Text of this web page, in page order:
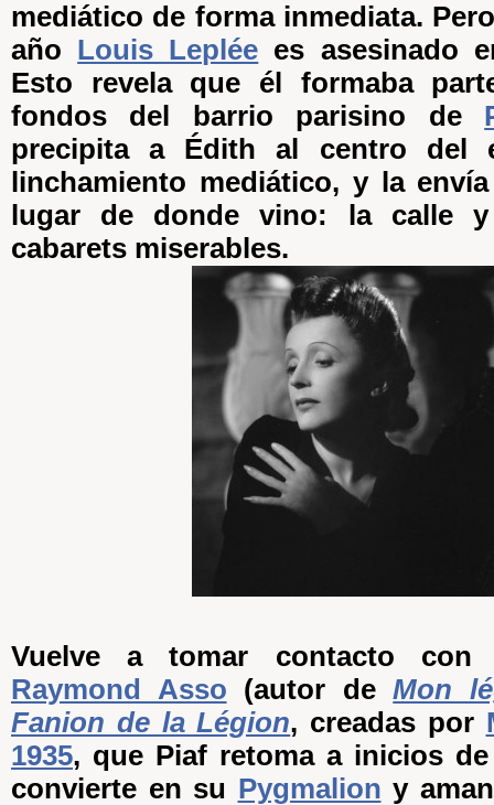
mediático de forma inmediata.
año Louis Leplée es asesinado
Esto revela que él formaba
fondos del barrio parisino de
precipita a Édith al centro del
linchamiento mediático, y la
lugar de donde vino: la calle
cabarets miserables.
Vuelve a tomar contacto con
Raymond Asso (autor deMon
Fanion de la Légion, creadas por
1935, que Piaf retoma a inicios
convierte en su Pygmalion y